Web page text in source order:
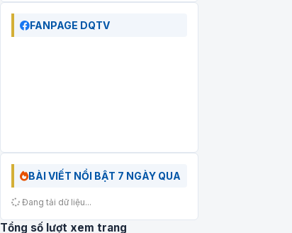
FANPAGE DQTV
BÀI VIẾT NỔI BẬT 7 NGÀY QUA
Đang tải dữ liệu...
Tổng số lượt xem trang